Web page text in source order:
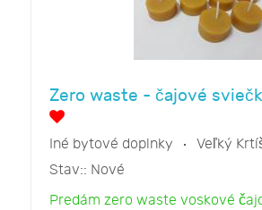
Zero waste - čajové
Iné bytové doplnky
Veľký
Stav:: Nové
Predám zero waste voskové